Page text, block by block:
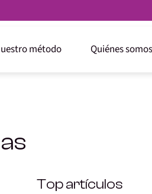
método Quiénes somos
Top artículos